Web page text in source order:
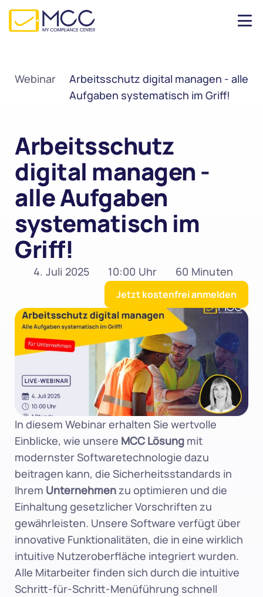
Webinar
Arbeitsschutz digital managen - alle
Aufgaben systematisch im Griff!
Arbeitsschutz
digital managen -
alle Aufgaben
systematisch im
Griff!
4. Juli 2025 10:00 Uhr 60 Minuten
Jetzt kostenfrei anmelden
In diesem Webinar erhalten Sie wertvolle
Einblicke, wie unsere MCC Lösung mit
modernster Softwaretechnologie dazu
beitragen kann, die Sicherheitsstandards in
Ihrem Unternehmen zu optimieren und die
Einhaltung gesetzlicher Vorschriften zu
gewährleisten. Unsere Software verfügt über
innovative Funktionalitäten, die in eine wirklich
intuitive Nutzeroberfläche integriert wurden.
Alle Mitarbeiter finden sich durch die intuitive
Schritt-für-Schritt-Menüführung schnell